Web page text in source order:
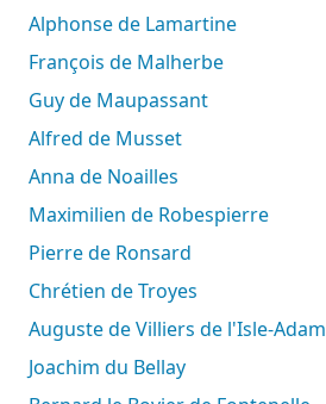
Alphonse de Lamartine
François de Malherbe
Guy de Maupassant
Alfred de Musset
Anna de Noailles
Maximilien de Robespierre
Pierre de Ronsard
Chrétien de Troyes
Auguste de Villiers de l'Isle-Adam
Joachim du Bellay